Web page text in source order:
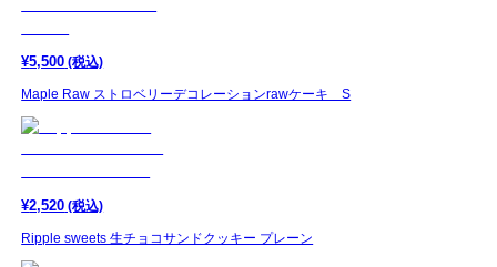
¥5,500 (税込)
Maple Raw ストロベリーデコレーションrawケーキ S
¥2,520 (税込)
Ripple sweets 生チョコサンドクッキー プレーン